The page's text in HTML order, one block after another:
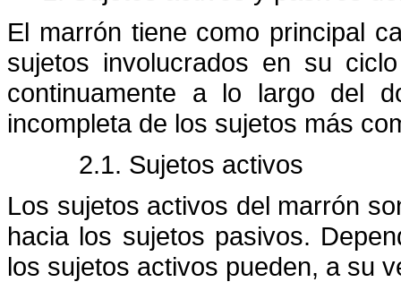
El marrón tiene como principal
sujetos involucrados en su
continuamente a lo largo del
incompleta de los sujetos más
2.1. Sujetos activos
Los sujetos activos del marrón
hacia los sujetos pasivos.
los sujetos activos pueden, a su